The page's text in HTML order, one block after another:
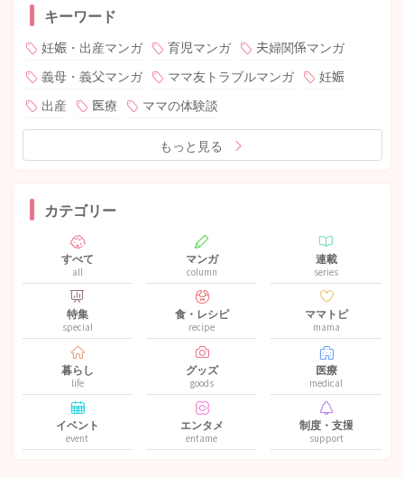
キーワード
妊娠・出産マンガ 育児マンガ
夫婦関係マンガ
義母・義父マンガ
ママ友トラブルマンガ
妊娠
出産
医療 ママの体験談
もっと見る
カテゴリー
すべて
all
マンガ
column
連載
series
特集
special
食・レシピ
recipe
ママトピ
mama
暮らし
life
グッズ
goods
医療
medical
イベント
event
エンタメ
entame
制度・支援
support